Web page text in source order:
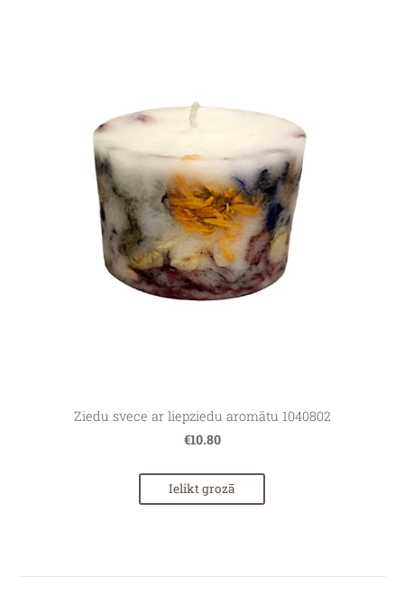
Ziedu svece ar liepziedu aromātu 1040802
€10.80
Ielikt grozā